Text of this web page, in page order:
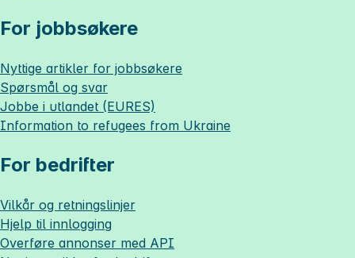
For jobbsøkere
Nyttige artikler for jobbsøkere
Spørsmål og svar
Jobbe i utlandet (EURES)
Information to refugees from Ukraine
For bedrifter
Vilkår og retningslinjer
Hjelp til innlogging
Overføre annonser med API